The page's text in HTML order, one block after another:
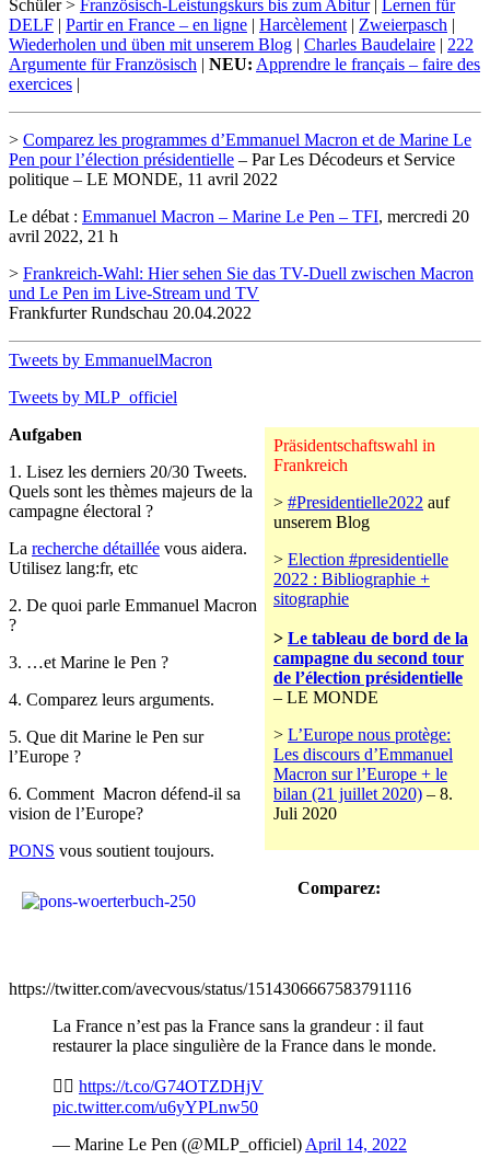
Schüler > Französisch-Leistungskurs bis zum Abitur|
Lernen für
DELF | Partir en France – en ligne | Harcèlement | Zweierpasch |
Wiederholen und üben mit unserem Blog | Charles Baudelaire | 222
Argumente für Französisch | NEU: Apprendre le français – faire des
exercices |
> Comparez les programmes d’Emmanuel Macron et de Marine Le
Pen pour l’élection présidentielle – Par Les Décodeurs et Service
politique – LE MONDE, 11 avril 2022
Le débat : Emmanuel Macron – Marine Le Pen – TFI, mercredi 20
avril 2022, 21 h
> Frankreich-Wahl: Hier sehen Sie das TV-Duell zwischen Macron
und Le Pen im Live-Stream und TV
Frankfurter Rundschau 20.04.2022
Tweets by EmmanuelMacron
Tweets by MLP_officiel
Präsidentschaftswahl in
Frankreich
> #Presidentielle2022 auf
unserem Blog
> Election #presidentielle
2022 : Bibliographie +
sitographie
> Le tableau de bord de la
campagne du second tour
de l’élection présidentielle
– LE MONDE
> L’Europe nous protège:
Les discours d’Emmanuel
Macron sur l’Europe + le
bilan (21 juillet 2020) – 8.
Juli 2020
Aufgaben
1. Lisez les derniers 20/30 Tweets.
Quels sont les thèmes majeurs de la
campagne électoral ?
La recherche détaillée vous aidera.
Utilisez lang:fr, etc
2. De quoi parle Emmanuel Macron
?
3. …et Marine le Pen ?
4. Comparez leurs arguments.
5. Que dit Marine le Pen sur
l’Europe ?
6. Comment Macron défend-il sa
vision de l’Europe?
PONS vous soutient toujours.
Comparez:
https://twitter.com/avecvous/status/1514306667583791116
La France n’est pas la France sans la grandeur : il faut
restaurer la place singulière de la France dans le monde.
👉🏻 https://t.co/G74OTZDHjV
pic.twitter.com/u6yYPLnw50
— Marine Le Pen (@MLP_officiel) April 14, 2022